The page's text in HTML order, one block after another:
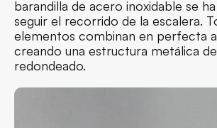
barandilla de acero inoxidable se
seguir el recorrido de la escalera.
elementos combinan en perfecta
creando una estructura metálica
redondeado.